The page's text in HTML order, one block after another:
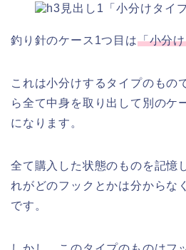
釣り針のケース1つ目は「小分
これは小分けするタイプのもの
ら全て中身を取り出して別のケ
になります。
全て購入した状態のものを記憶
れがどのフックとかは分からな
です。